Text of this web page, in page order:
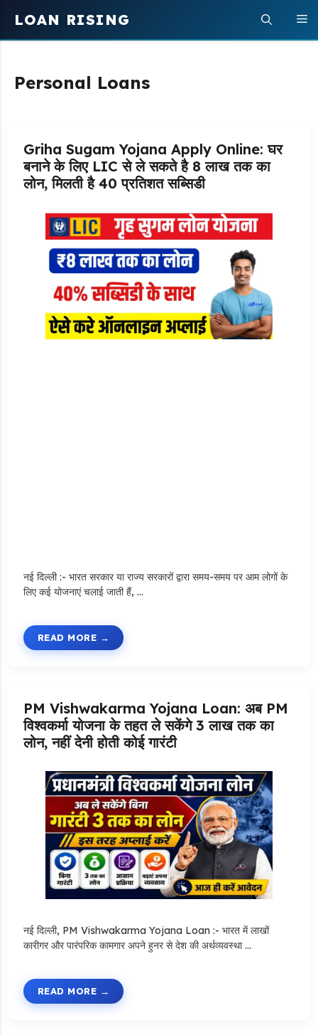
content
LOAN RISING
Personal Loans
Griha Sugam Yojana Apply Online: घर
बनाने के लिए LIC से ले सकते है 8 लाख तक का
लोन, मिलती है 40 प्रतिशत सब्सिडी
नई दिल्ली :- भारत सरकार या राज्य सरकारों द्वारा समय-समय पर आम लोगों के
लिए कई योजनाएं चलाई जाती हैं, …
READ MORE
PM Vishwakarma Yojana Loan: अब PM
विश्वकर्मा योजना के तहत ले सकेंगे 3 लाख तक का
लोन, नहीं देनी होती कोई गारंटी
नई दिल्ली, PM Vishwakarma Yojana Loan :- भारत में लाखों
कारीगर और पारंपरिक कामगार अपने हुनर से देश की अर्थव्यवस्था …
READ MORE